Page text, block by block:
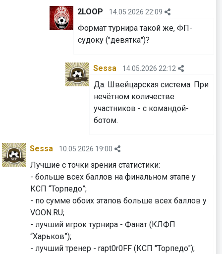
2LOOP 14.05.2026 22:09
Формат турнира такой же, ФП-
судоку ("девятка")?
Sessa 14.05.2026 22:12
Да. Швейцарская система. При
нечётном количестве
участников - с командой-
ботом.
Sessa 10.05.2026 19:00
Лучшие с точки зрения статистики:
- больше всех баллов на финальном этапе у
КСП “Торпедо”;
- по сумме обоих этапов больше всех баллов у
VOON.RU;
- лучший игрок турнира - Фанат (КЛФП
“Харьков”);
- лучший тренер - rapt0r0FF (КСП "Торпедо");